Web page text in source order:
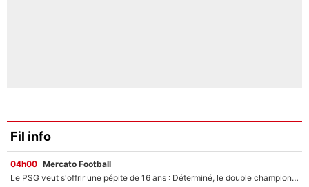
Fil info
04h00 Mercato Football
Le PSG veut s'offrir une pépite de 16 ans : Déterminé, le double champion d'Europe en titre est prêt à lâcher 40M€ pour celui que l'on compare déjà à Vinicius Jr !